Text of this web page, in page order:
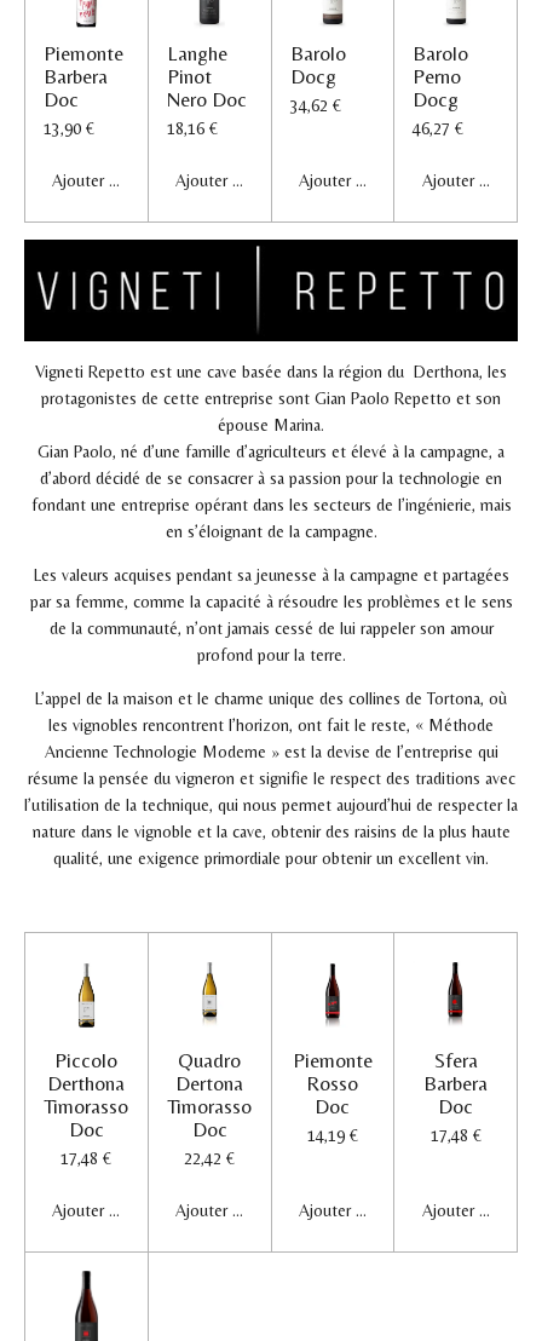
Piemonte
Barbera
Doc
13,90 €
Ajouter au panier
Langhe
Pinot
Nero Doc
18,16 €
Ajouter au panier
Barolo
Docg
34,62 €
Ajouter au panier
Barolo
Perno
Docg
46,27 €
Ajouter au panier
Vigneti Repetto est une cave basée dans la région du Derthona, les
protagonistes de cette entreprise sont Gian Paolo Repetto et son
épouse Marina.
Gian Paolo, né d’une famille d’agriculteurs et élevé à la campagne, a
d’abord décidé de se consacrer à sa passion pour la technologie en
fondant une entreprise opérant dans les secteurs de l’ingénierie, mais
en s’éloignant de la campagne.
Les valeurs acquises pendant sa jeunesse à la campagne et partagées
par sa femme, comme la capacité à résoudre les problèmes et le sens
de la communauté, n’ont jamais cessé de lui rappeler son amour
profond pour la terre.
L’appel de la maison et le charme unique des collines de Tortona, où
les vignobles rencontrent l’horizon, ont fait le reste, « Méthode
Ancienne Technologie Moderne » est la devise de l’entreprise qui
résume la pensée du vigneron et signifie le respect des traditions avec
l’utilisation de la technique, qui nous permet aujourd’hui de respecter la
nature dans le vignoble et la cave, obtenir des raisins de la plus haute
qualité, une exigence primordiale pour obtenir un excellent vin.
Piccolo
Derthona
Timorasso
Doc
17,48 €
Ajouter au panier
Quadro
Dertona
Timorasso
Doc
22,42 €
Ajouter au panier
Piemonte
Rosso
Doc
14,19 €
Ajouter au panier
Sfera
Barbera
Doc
17,48 €
Ajouter au panier